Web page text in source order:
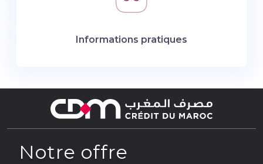
Informations pratiques
Notre offre